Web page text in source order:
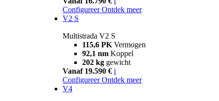
Configureer Ontdek meer
V2 S
Multistrada V2 S
115,6 PK Vermogen
92,1 nm Koppel
202 kg gewicht
Vanaf 19.590 € i
Configureer Ontdek meer
V4